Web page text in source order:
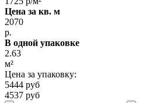
Цена за кв. м
2070
р.
В одной упаковке
2.63
м²
Цена за упаковку:
5444 руб
4537 руб